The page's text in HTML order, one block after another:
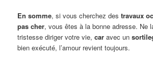
En somme, si vous cherchez destravaux
pas cher, vous êtes à la bonne adresse. Ne
tristesse diriger votre vie,car avec un
bien exécuté, l’amour revient toujours.